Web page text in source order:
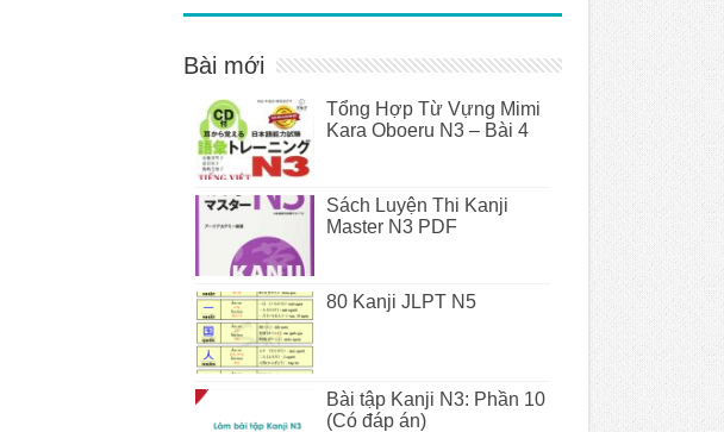
Bài mới
Tổng Hợp Từ Vựng Mimi
Kara Oboeru N3 – Bài 4
Sách Luyện Thi Kanji
Master N3 PDF
80 Kanji JLPT N5
Bài tập Kanji N3: Phần 10
(Có đáp án)